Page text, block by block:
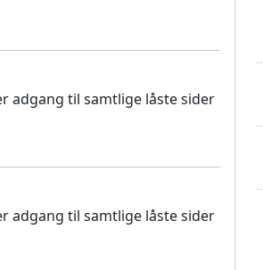
adgang til samtlige låste sider
adgang til samtlige låste sider